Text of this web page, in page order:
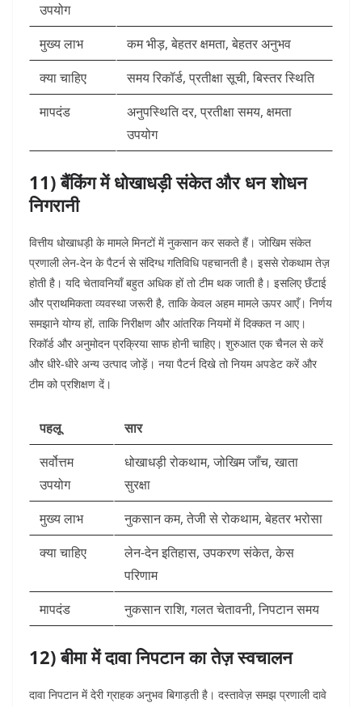
उपयोग
मुख्य लाभ
कम भीड़, बेहतर क्षमता, बेहतर अनुभव
क्या चाहिए
समय रिकॉर्ड, प्रतीक्षा सूची, बिस्तर स्थिति
मापदंड
अनुपस्थिति दर, प्रतीक्षा समय, क्षमता
उपयोग
11) बैंकिंग में धोखाधड़ी संकेत और धन शोधन
निगरानी
वित्तीय धोखाधड़ी के मामले मिनटों में नुकसान कर सकते हैं। जोखिम संकेत
प्रणाली लेन-देन के पैटर्न से संदिग्ध गतिविधि पहचानती है। इससे रोकथाम तेज़
होती है। यदि चेतावनियाँ बहुत अधिक हों तो टीम थक जाती है। इसलिए छँटाई
और प्राथमिकता व्यवस्था जरूरी है, ताकि केवल अहम मामले ऊपर आएँ। निर्णय
समझाने योग्य हों, ताकि निरीक्षण और आंतरिक नियमों में दिक्कत न आए।
रिकॉर्ड और अनुमोदन प्रक्रिया साफ होनी चाहिए। शुरुआत एक चैनल से करें
और धीरे-धीरे अन्य उत्पाद जोड़ें। नया पैटर्न दिखे तो नियम अपडेट करें और
टीम को प्रशिक्षण दें।
पहलू
सार
सर्वोत्तम
उपयोग
धोखाधड़ी रोकथाम, जोखिम जाँच, खाता
सुरक्षा
मुख्य लाभ
नुकसान कम, तेजी से रोकथाम, बेहतर भरोसा
क्या चाहिए
लेन-देन इतिहास, उपकरण संकेत, केस
परिणाम
मापदंड
नुकसान राशि, गलत चेतावनी, निपटान समय
12) बीमा में दावा निपटान का तेज़ स्वचालन
दावा निपटान में देरी ग्राहक अनुभव बिगाड़ती है। दस्तावेज़ समझ प्रणाली दावे